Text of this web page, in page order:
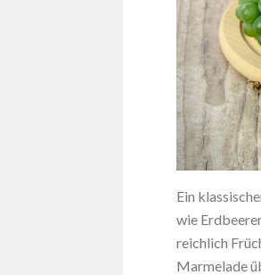
Ein
wie
reichlich
Marmelade